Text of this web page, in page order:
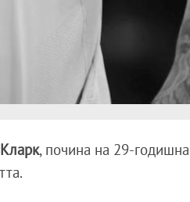
, почина на 29-